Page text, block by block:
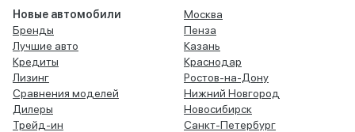
Новые автомобили
Бренды
Лучшие авто
Кредиты
Лизинг
Сравнения моделей
Дилеры
Трейд-ин
Москва
Пенза
Казань
Краснодар
Ростов-на-Дону
Нижний Новгород
Новосибирск
Санкт-Петербург